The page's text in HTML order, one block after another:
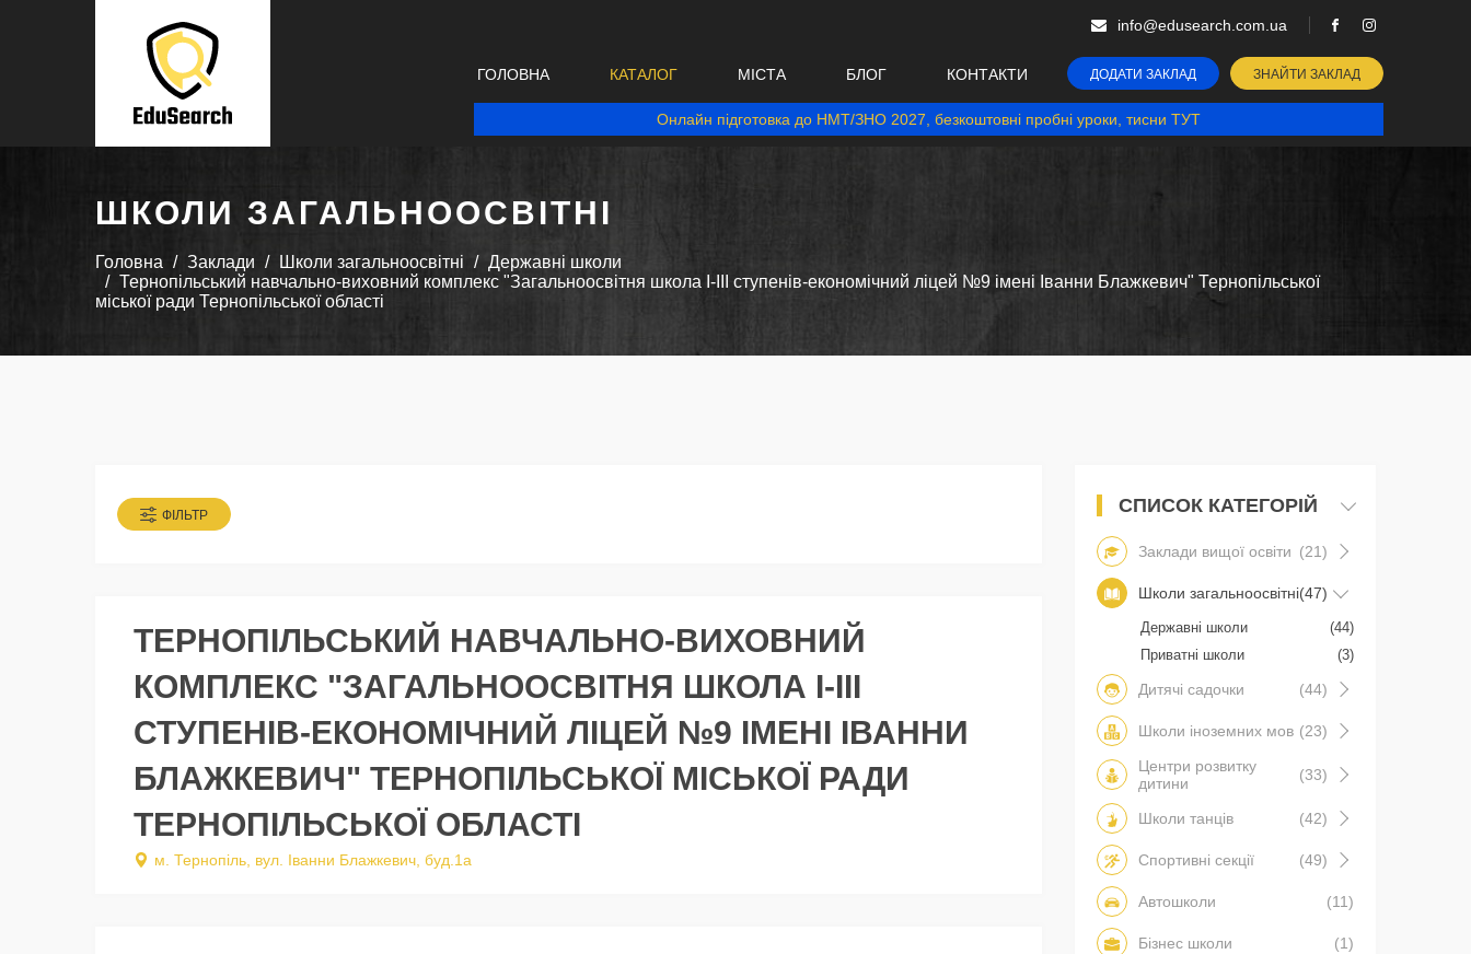
info@edusearch.com.ua
ГОЛОВНА КАТАЛОГ МІСТА БЛОГ КОНТАКТИ ДОДАТИ ЗАКЛАД ЗНАЙТИ ЗАКЛАД
Онлайн підготовка до НМТ/ЗНО 2027, безкоштовні пробні уроки, тисни ТУТ
ШКОЛИ ЗАГАЛЬНООСВІТНІ
Головна Заклади Школи загальноосвітні
Державні школи
Тернопільський навчально-виховний комплекс "Загальноосвітня школа І-ІІІ ступенів-економічний ліцей №9 імені Іванни Блажкевич" Тернопільської
міської ради Тернопільської області
ФІЛЬТР
ТЕРНОПІЛЬСЬКИЙ НАВЧАЛЬНО-ВИХОВНИЙ
КОМПЛЕКС "ЗАГАЛЬНООСВІТНЯ ШКОЛА І-ІІІ
СТУПЕНІВ-ЕКОНОМІЧНИЙ ЛІЦЕЙ №9 ІМЕНІ ІВАННИ
БЛАЖКЕВИЧ" ТЕРНОПІЛЬСЬКОЇ МІСЬКОЇ РАДИ
ТЕРНОПІЛЬСЬКОЇ ОБЛАСТІ
м. Тернопіль, вул. Іванни Блажкевич, буд.1а
СПИСОК КАТЕГОРІЙ
Заклади вищої освіти (21)
Школи загальноосвітні(47)
Державні школи
(44)
Приватні школи
(3)
Дитячі садочки (44)
Школи іноземних мов (23)
Центри розвитку
дитини
(33)
Школи танців (42)
Спортивні секції (49)
Автошколи (11)
Бізнес школи (1)